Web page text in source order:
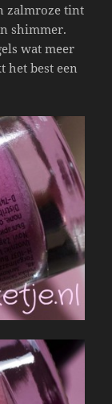
zalmroze tint
shimmer.
wat meer
het best een